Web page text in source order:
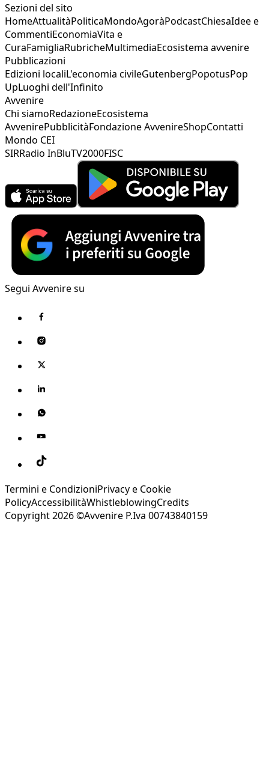
Sezioni del sito
HomeAttualitàPoliticaMondoAgoràPodcastChiesaIdee e
CommentiEconomiaVita e
CuraFamigliaRubricheMultimediaEcosistema avvenire
Pubblicazioni
Edizioni localiL'economia civileGutenbergPopotusPop
UpLuoghi dell'Infinito
Avvenire
Chi siamoRedazioneEcosistema
AvvenirePubblicitàFondazione AvvenireShopContatti
Mondo CEI
SIRRadio InBluTV2000FISC
Segui Avvenire su
Termini e CondizioniPrivacy e Cookie
PolicyAccessibilitàWhistleblowingCredits
Copyright 2026 ©Avvenire P.Iva 00743840159